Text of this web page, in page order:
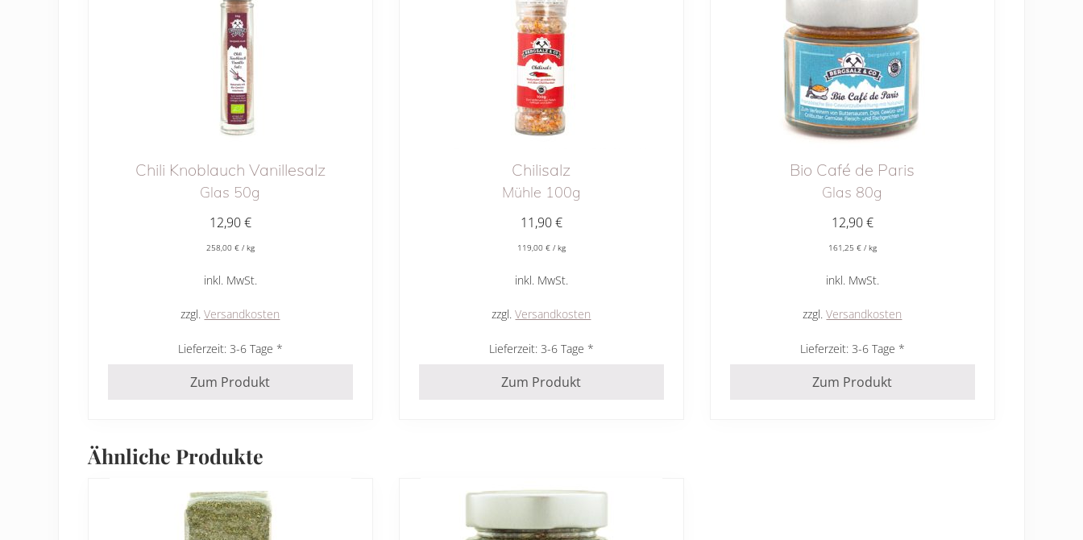
Chili Knoblauch Vanillesalz
Glas 50g
12,90€
258,00 €/kg
inkl. MwSt.
zzgl.Versandkosten
Lieferzeit: 3-6 Tage
Zum Produkt
Chilisalz
Mühle 100g
11,90€
119,00 €/kg
inkl. MwSt.
zzgl.Versandkosten
Lieferzeit: 3-6 Tage
Zum Produkt
Bio Café de Paris
Glas 80g
12,90€
161,25 €/kg
inkl. MwSt.
zzgl.Versandkosten
Lieferzeit: 3-6 Tage
Zum Produkt
Ähnliche Produkte